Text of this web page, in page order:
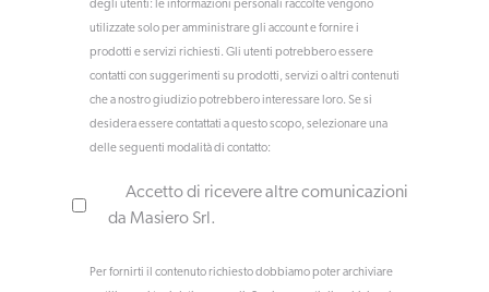
degli utenti: le informazioni personali raccolte vengono
utilizzate solo per amministrare gli account e fornire i
prodotti e servizi richiesti. Gli utenti potrebbero essere
contatti con suggerimenti su prodotti, servizi o altri contenuti
che a nostro giudizio potrebbero interessare loro. Se si
desidera essere contattati a questo scopo, selezionare una
delle seguenti modalità di contatto:
Accetto di ricevere altre comunicazioni
da Masiero Srl.
Per fornirti il contenuto richiesto dobbiamo poter archiviare